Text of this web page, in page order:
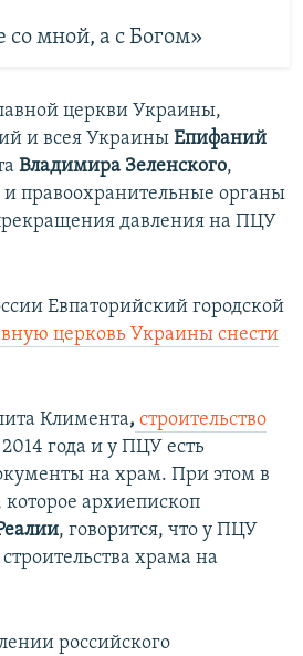
со мной, а с Богом»
церкви Украины,
и всея Украины Епифаний
Владимира Зеленского,
правоохранительные органы
давления на ПЦУ
Евпаторийский городской
церковь Украины снести
Климента, строительство
года и у ПЦУ есть
на храм. При этом в
архиепископ
, говорится, что у ПЦУ
храма на
российского